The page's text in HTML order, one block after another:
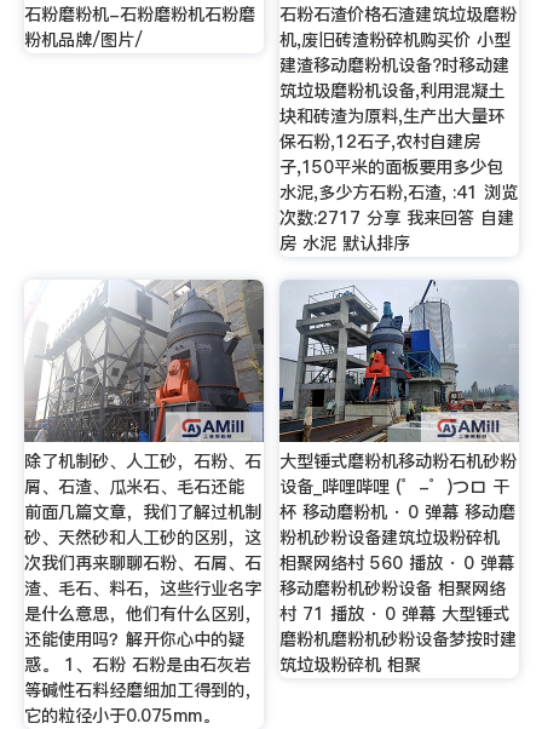
石粉磨粉机-石粉磨粉机石粉磨
粉机品牌/图片/
石粉石渣价格石渣建筑垃圾磨粉
机,废旧砖渣粉碎机购买价 小型
建渣移动磨粉机设备?时移动建
筑垃圾磨粉机设备,利用混凝土
块和砖渣为原料,生产出大量环
保石粉,12石子,农村自建房
子,150平米的面板要用多少包
水泥,多少方石粉,石渣, :41 浏览
次数:2717 分享 我来回答 自建
房 水泥 默认排序
除了机制砂、人工砂，石粉、石
屑、石渣、瓜米石、毛石还能
前面几篇文章，我们了解过机制
砂、天然砂和人工砂的区别，这
次我们再来聊聊石粉、石屑、石
渣、毛石、料石，这些行业名字
是什么意思，他们有什么区别，
还能使用吗？解开你心中的疑
惑。 1、石粉 石粉是由石灰岩
等碱性石料经磨细加工得到的，
它的粒径小于0.075mm。
大型锤式磨粉机移动粉石机砂粉
设备_哔哩哔哩 (゜-゜)つロ 干
杯 移动磨粉机 · 0 弹幕 移动磨
粉机砂粉设备建筑垃圾粉碎机
相聚网络村 560 播放 · 0 弹幕
移动磨粉机砂粉设备 相聚网络
村 71 播放 · 0 弹幕 大型锤式
磨粉机磨粉机砂粉设备梦按时建
筑垃圾粉碎机 相聚